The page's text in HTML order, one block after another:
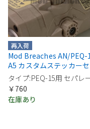
再入荷
Mod Breaches AN/PEQ-
A5 カスタムステッカー
タイプ:PEQ-15用 セパレ
￥760
在庫あり